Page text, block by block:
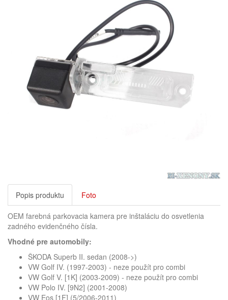
Popis produktu Foto
OEM farebná parkovacia kamera pre inštaláciu do osvetlenia
zadného evidenčného čísla.
Vhodné pre automobily:
ŠKODA Superb II. sedan (2008->)
VW Golf IV. (1997-2003) - neze použít pro combi
VW Golf V. [1K] (2003-2009) - neze použít pro combi
VW Polo IV. [9N2] (2001-2008)
VW Eos [1F] (5/2006-2011)